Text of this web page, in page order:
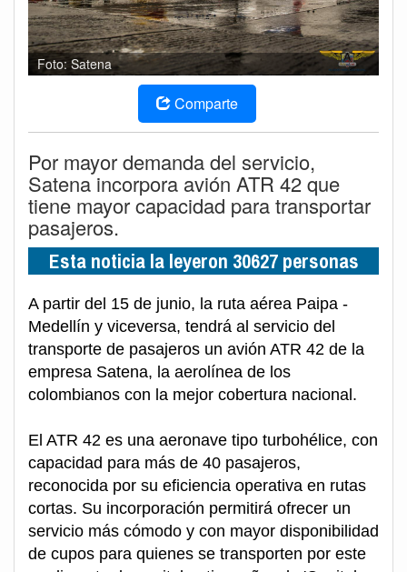
Foto: Satena
Comparte
Por mayor demanda del servicio,
Satena incorpora avión ATR 42 que
tiene mayor capacidad para transportar
pasajeros.
Esta noticia la leyeron 30627 personas
A partir del 15 de junio, la ruta aérea Paipa -
Medellín y viceversa, tendrá al servicio del
transporte de pasajeros un avión ATR 42 de la
empresa Satena, la aerolínea de los
colombianos con la mejor cobertura nacional.
El ATR 42 es una aeronave tipo turbohélice, con
capacidad para más de 40 pasajeros,
reconocida por su eficiencia operativa en rutas
cortas. Su incorporación permitirá ofrecer un
servicio más cómodo y con mayor disponibilidad
de cupos para quienes se transporten por este